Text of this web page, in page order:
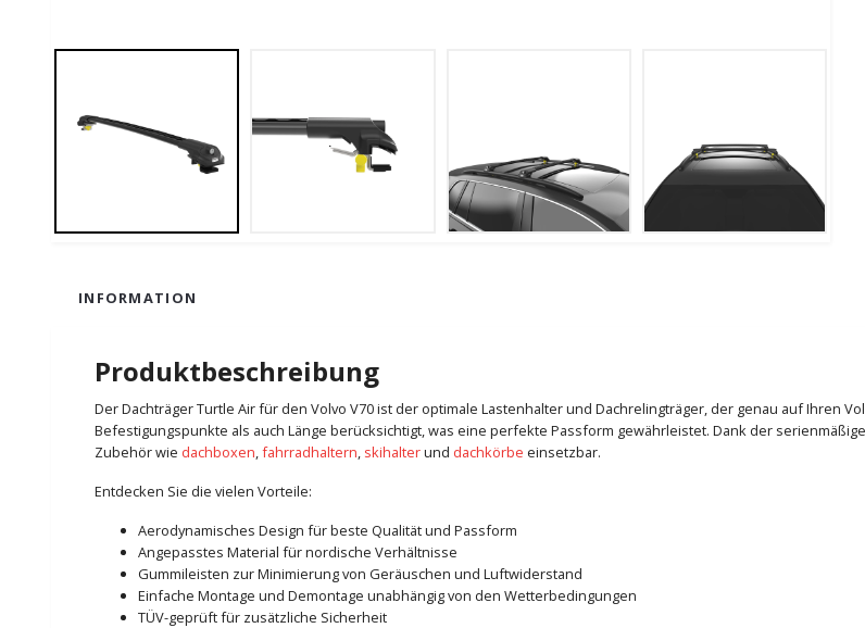
INFORMATION
Produktbeschreibung
Der Dachträger Turtle Air für den Volvo V70 ist der optimale Lastenhalter und Dachrelingträger, der genau auf Ihren
Befestigungspunkte als auch Länge berücksichtigt, was eine perfekte Passform gewährleistet. Dank der
Zubehör wie dachboxen,fahrradhaltern, skihalterund dachkörbe einsetzbar.
Entdecken Sie die vielen Vorteile:
Aerodynamisches Design für beste Qualität und Passform
Angepasstes Material für nordische Verhältnisse
Gummileisten zur Minimierung von Geräuschen und Luftwiderstand
Einfache Montage und Demontage unabhängig von den Wetterbedingungen
TÜV-geprüft für zusätzliche Sicherheit